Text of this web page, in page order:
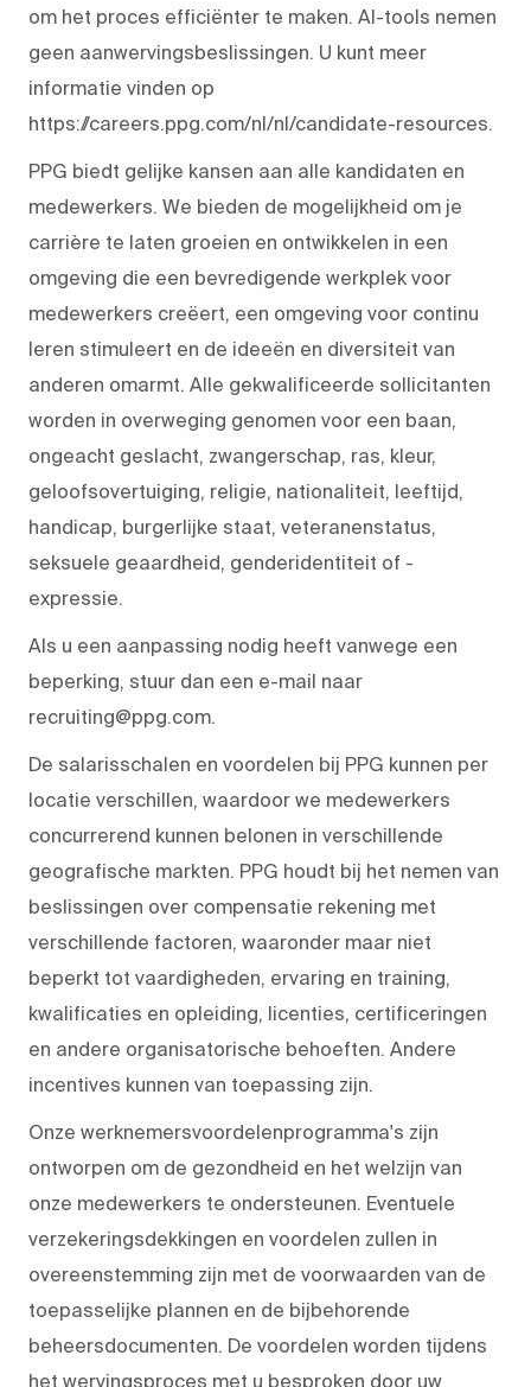
om het proces efficiënter te maken. AI-tools nemen
geen aanwervingsbeslissingen. U kunt meer
informatie vinden op
https://careers.ppg.com/nl/nl/candidate-resources.
PPG biedt gelijke kansen aan alle kandidaten en
medewerkers. We bieden de mogelijkheid om je
carrière te laten groeien en ontwikkelen in een
omgeving die een bevredigende werkplek voor
medewerkers creëert, een omgeving voor continu
leren stimuleert en de ideeën en diversiteit van
anderen omarmt. Alle gekwalificeerde sollicitanten
worden in overweging genomen voor een baan,
ongeacht geslacht, zwangerschap, ras, kleur,
geloofsovertuiging, religie, nationaliteit, leeftijd,
handicap, burgerlijke staat, veteranenstatus,
seksuele geaardheid, genderidentiteit of -
expressie.
Als u een aanpassing nodig heeft vanwege een
beperking, stuur dan een e-mail naar
recruiting@ppg.com.
De salarisschalen en voordelen bij PPG kunnen per
locatie verschillen, waardoor we medewerkers
concurrerend kunnen belonen in verschillende
geografische markten. PPG houdt bij het nemen van
beslissingen over compensatie rekening met
verschillende factoren, waaronder maar niet
beperkt tot vaardigheden, ervaring en training,
kwalificaties en opleiding, licenties, certificeringen
en andere organisatorische behoeften. Andere
incentives kunnen van toepassing zijn.
Onze werknemersvoordelenprogramma's zijn
ontworpen om de gezondheid en het welzijn van
onze medewerkers te ondersteunen. Eventuele
verzekeringsdekkingen en voordelen zullen in
overeenstemming zijn met de voorwaarden van de
toepasselijke plannen en de bijbehorende
beheersdocumenten. De voordelen worden tijdens
het wervingsproces met u besproken door uw